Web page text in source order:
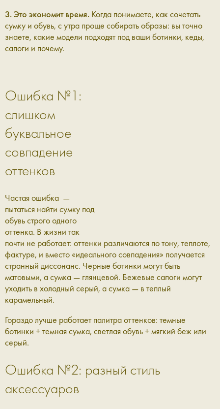
3. Это экономит время. Когда понимаете, как сочетать
сумку и обувь, с утра проще собирать образы: вы точно
знаете, какие модели подходят под ваши ботинки, кеды,
сапоги и почему.
Ошибка №1:
слишком
буквальное
совпадение
оттенков
Частая ошибка —
пытаться найти сумку под
обувь строго одного
оттенка. В жизни так
почти не работает: оттенки различаются по тону, теплоте,
фактуре, и вместо «идеального совпадения» получается
странный диссонанс. Черные ботинки могут быть
матовыми, а сумка — глянцевой. Бежевые сапоги могут
уходить в холодный серый, а сумка — в теплый
карамельный.
Гораздо лучше работает палитра оттенков: темные
ботинки + темная сумка, светлая обувь + мягкий беж или
серый.
Ошибка №2: разный стиль
аксессуаров